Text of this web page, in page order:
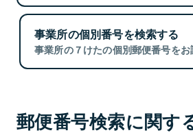
事業所の個別番号を検索する
事業所の７けたの個別郵便番号をお
郵便番号検索に関す